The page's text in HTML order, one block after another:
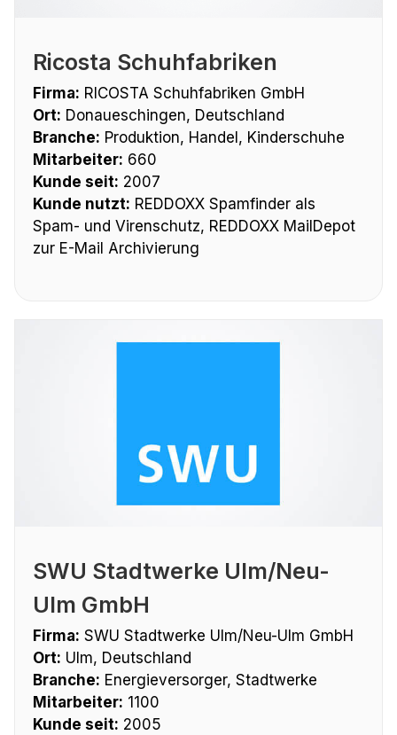
Ricosta Schuhfabriken
Firma: RICOSTA Schuhfabriken GmbH
Ort: Donaueschingen, Deutschland
Branche: Produktion, Handel, Kinderschuhe
Mitarbeiter: 660
Kunde seit: 2007
Kunde nutzt: REDDOXX Spamfinder als
Spam- und Virenschutz, REDDOXX MailDepot
zur E-Mail Archivierung
SWU Stadtwerke Ulm/Neu-
Ulm GmbH
Firma: SWU Stadtwerke Ulm/Neu-Ulm GmbH
Ort: Ulm, Deutschland
Branche: Energieversorger, Stadtwerke
Mitarbeiter: 1100
Kunde seit: 2005